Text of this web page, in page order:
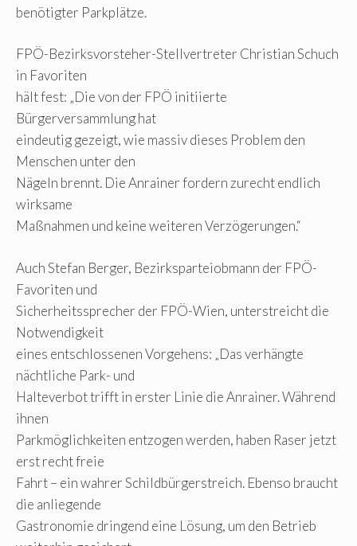
benötigter Parkplätze.
FPÖ-Bezirksvorsteher-Stellvertreter Christian Schuch
in Favoriten
hält fest: „Die von der FPÖ initiierte
Bürgerversammlung hat
eindeutig gezeigt, wie massiv dieses Problem den
Menschen unter den
Nägeln brennt. Die Anrainer fordern zurecht endlich
wirksame
Maßnahmen und keine weiteren Verzögerungen.“
Auch Stefan Berger, Bezirksparteiobmann der FPÖ-
Favoriten und
Sicherheitssprecher der FPÖ-Wien, unterstreicht die
Notwendigkeit
eines entschlossenen Vorgehens: „Das verhängte
nächtliche Park- und
Halteverbot trifft in erster Linie die Anrainer. Während
ihnen
Parkmöglichkeiten entzogen werden, haben Raser jetzt
erst recht freie
Fahrt – ein wahrer Schildbürgerstreich. Ebenso braucht
die anliegende
Gastronomie dringend eine Lösung, um den Betrieb